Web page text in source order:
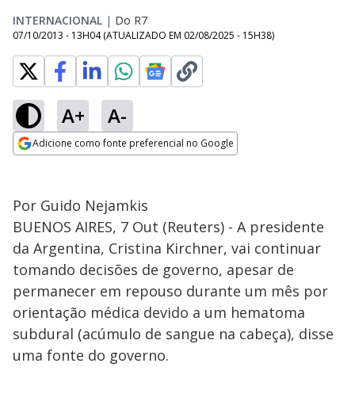
INTERNACIONAL | Do R7
07/10/2013 - 13H04 (ATUALIZADO EM 02/08/2025 - 15H38)
A+ A-
Adicione como fonte preferencial no Google
Por Guido Nejamkis
BUENOS AIRES, 7 Out (Reuters) - A presidente
da Argentina, Cristina Kirchner, vai continuar
tomando decisões de governo, apesar de
permanecer em repouso durante um mês por
orientação médica devido a um hematoma
subdural (acúmulo de sangue na cabeça), disse
uma fonte do governo.